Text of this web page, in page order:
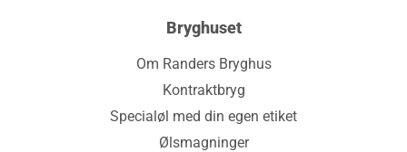
Bryghuset
Om Randers Bryghus
Kontraktbryg
Specialøl med din egen etiket
Ølsmagninger